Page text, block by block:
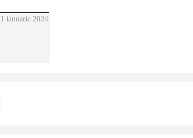
ianuarie 2024